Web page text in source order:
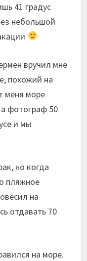
41 градус
небольшой
вручил мне
похожий на
меня море
фотограф 50
и мы
но когда
пляжное
на
отдавать 70
на море.